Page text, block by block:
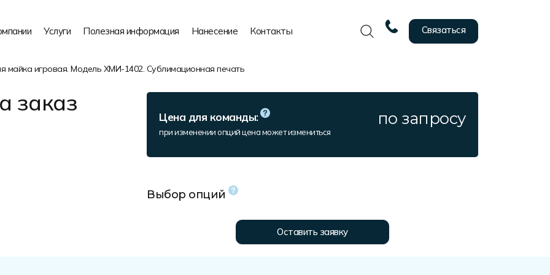
Услуги Полезная информация Нанесение Контакты Связаться
майка игровая. Модель ХМИ-1402. Сублимационная печать
заказ
Цена для команды:
при изменении опций цена может измениться
по запросу
Выбор опций
Оставить заявку